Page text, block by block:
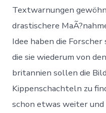
Textwarnungen
drastischere
Idee haben die
die sie wiederum von
britannien sollen die
Kippenschachteln zu
schon etwas weiter und